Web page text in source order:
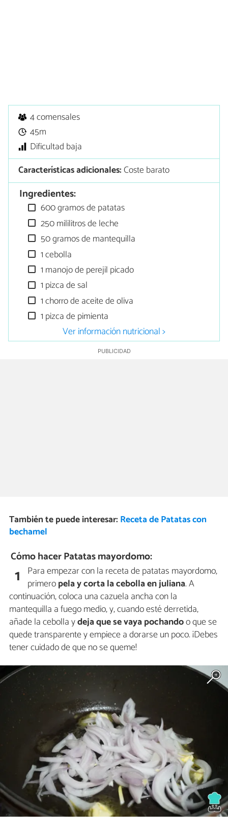
4 comensales
45m
Dificultad baja
Características adicionales:Coste barato
Ingredientes:
600 gramos de patatas
250 mililitros de leche
50 gramos de mantequilla
1 cebolla
1 manojo de perejil picado
1 pizca de sal
1 chorro de aceite de oliva
1 pizca de pimienta
Ver información nutricional >
También te puede interesar: Receta de Patatas con
bechamel
Cómo hacer Patatas mayordomo:
1 Para empezar con la receta de patatas mayordomo,
primeropela y corta la cebolla en juliana. A
continuación, coloca una cazuela ancha con la
mantequilla a fuego medio, y, cuando esté derretida,
añade la cebolla ydeja que se vaya pochandoo que se
quede transparente y empiece a dorarse un poco. ¡Debes
tener cuidado de que no se queme!